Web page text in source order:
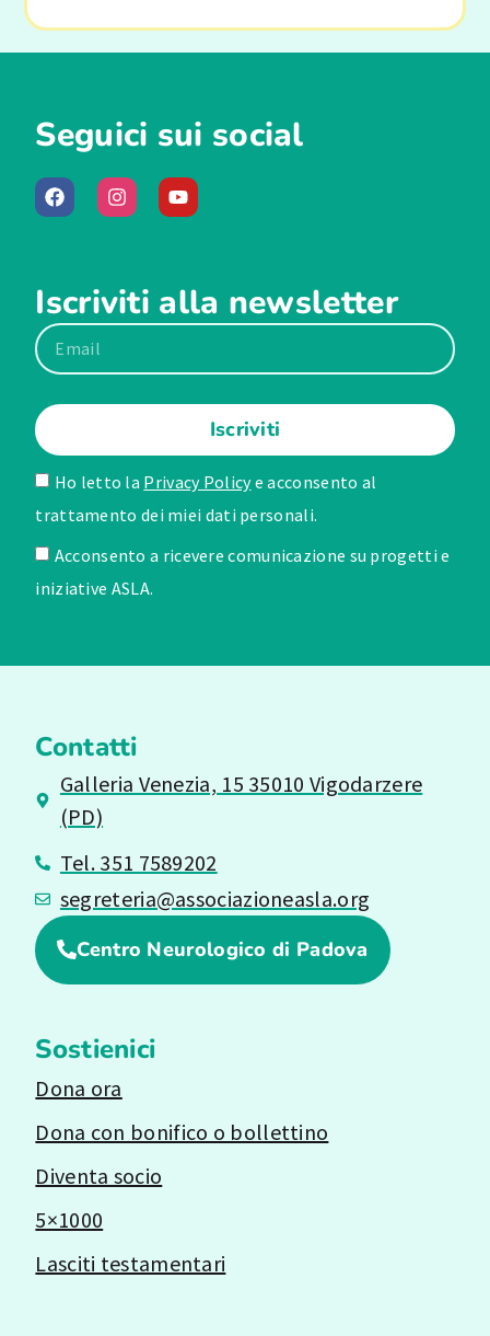
Seguici sui social
Iscriviti alla newsletter
Ho letto la Privacy Policye acconsento al
trattamento dei miei dati personali.
Acconsento a ricevere comunicazione su progetti e
iniziative ASLA.
Iscriviti
Sostienici
Dona ora
Dona con bonifico o bollettino
Diventa socio
5×1000
Lasciti testamentari
Contatti
Galleria Venezia, 15 35010 Vigodarzere
(PD)
Tel. 351 7589202
segreteria@associazioneasla.org
Centro Neurologico di Padova